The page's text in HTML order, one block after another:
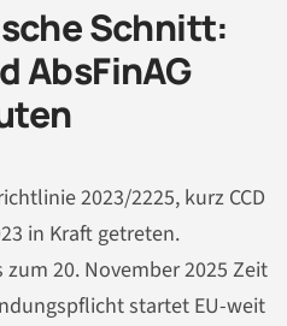
Schnitt:
AbsFinAG
2023/2225, kurz CCD
in Kraft getreten.
20. November 2025 Zeit
startet EU-weit